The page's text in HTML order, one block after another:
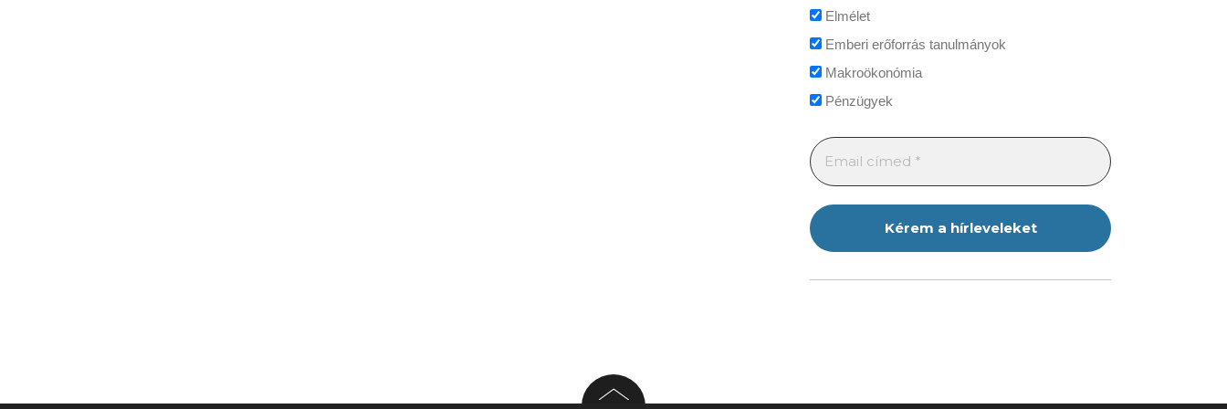
Elmélet
Emberi erőforrás tanulmányok
Makroökonómia
Pénzügyek